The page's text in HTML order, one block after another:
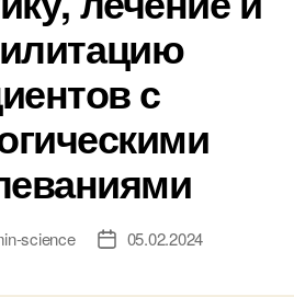
с
science
Дата05.02.2024